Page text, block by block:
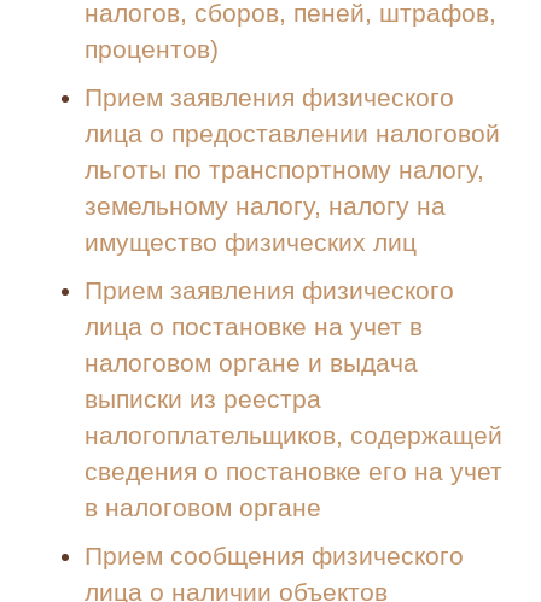
налогов, сборов, пеней, штрафов,
процентов)
Прием заявления физического
лица о предоставлении налоговой
льготы по транспортному налогу,
земельному налогу, налогу на
имущество физических лиц
Прием заявления физического
лица о постановке на учет в
налоговом органе и выдача
выписки из реестра
налогоплательщиков, содержащей
сведения о постановке его на учет
в налоговом органе
Прием сообщения физического
лица о наличии объектов